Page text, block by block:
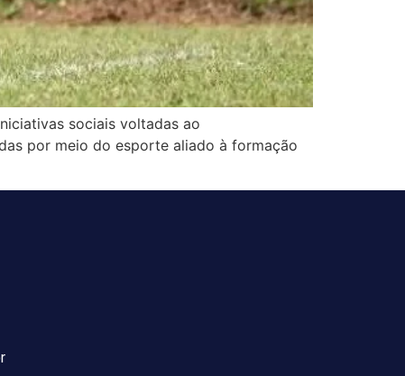
sociais voltadas ao
por meio do esporte aliado à formação